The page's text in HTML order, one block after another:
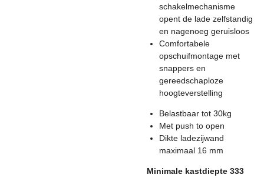
schakelmechanisme
opent de lade zelfstandig
en nagenoeg geruisloos
Comfortabele
opschuifmontage met
snappers en
gereedschaploze
hoogteverstelling
Belastbaar tot 30kg
Met push to open
Dikte ladezijwand
maximaal 16 mm
Minimale kastdiepte 333